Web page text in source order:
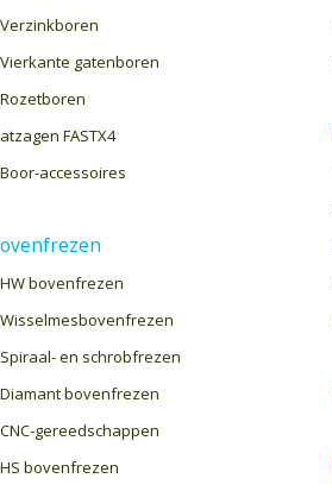
gatenboren
FASTX4
accessoires
bovenfrezen
en schrobfrezen
bovenfrezen
gereedschappen
bovenfrezen